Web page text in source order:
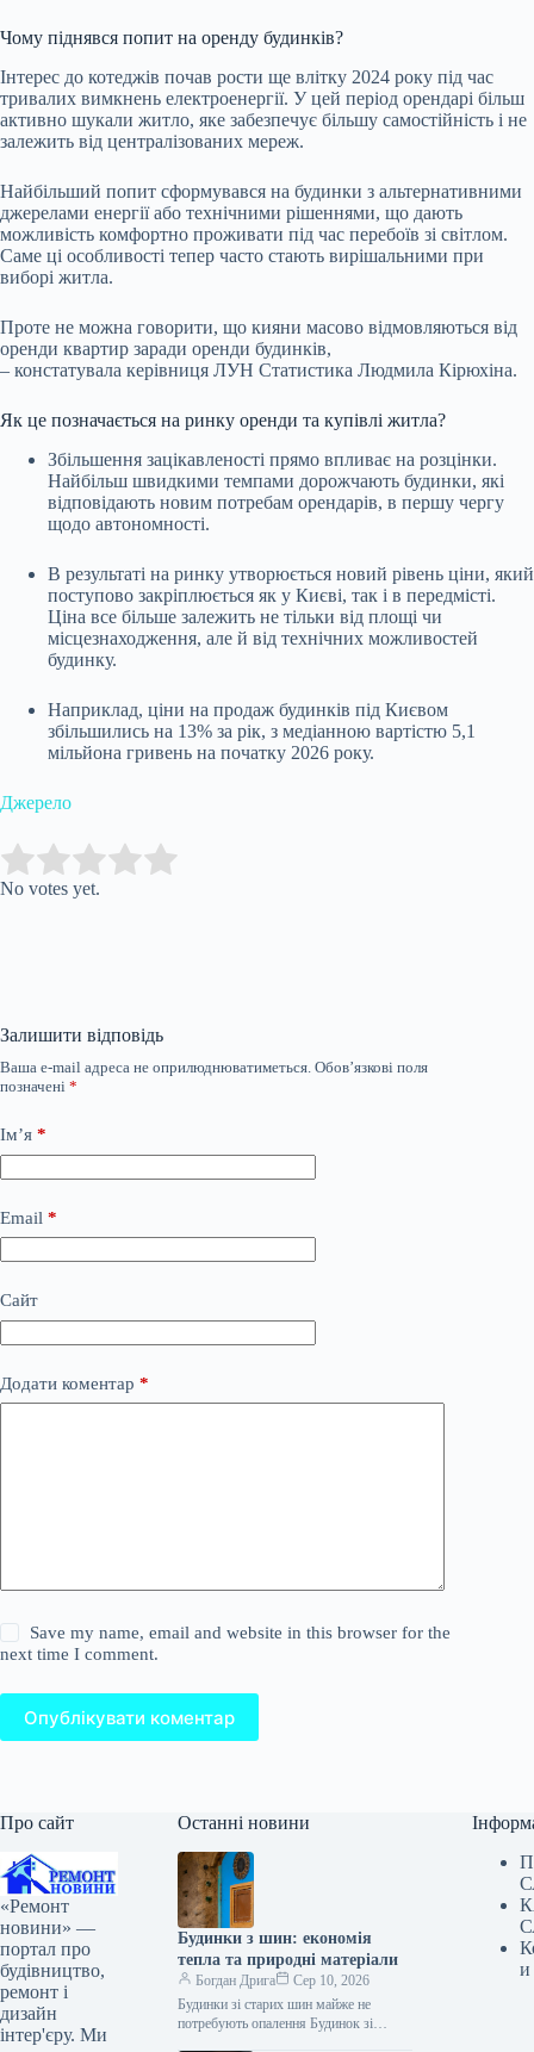
Чому піднявся попит на оренду будинків?
Інтерес до котеджів почав рости ще влітку 2024 року під час
тривалих вимкнень електроенергії. У цей період орендарі більш
активно шукали житло, яке забезпечує більшу самостійність і не
залежить від централізованих мереж.
Найбільший попит сформувався на будинки з альтернативними
джерелами енергії або технічними рішеннями, що дають
можливість комфортно проживати під час перебоїв зі світлом.
Саме ці особливості тепер часто стають вирішальними при
виборі житла.
Проте не можна говорити, що кияни масово відмовляються від
оренди квартир заради оренди будинків,
– констатувала керівниця ЛУН Статистика Людмила Кірюхіна.
Як це позначається на ринку оренди та купівлі житла?
Збільшення зацікавленості прямо впливає на розцінки.
Найбільш швидкими темпами дорожчають будинки, які
відповідають новим потребам орендарів, в першу чергу
щодо автономності.
В результаті на ринку утворюється новий рівень ціни, який
поступово закріплюється як у Києві, так і в передмісті.
Ціна все більше залежить не тільки від площі чи
місцезнаходження, але й від технічних можливостей
будинку.
Наприклад, ціни на продаж будинків під Києвом
збільшились на 13% за рік, з медіанною вартістю 5,1
мільйона гривень на початку 2026 року.
Джерело
Rate this item:
No votes yet.
Залишити відповідь
Ваша e-mail адреса не оприлюднюватиметься. Обов’язкові поля
позначені *
Ім’я *
Email *
Сайт
Додати коментар *
Save my name, email and website in this browser for the
next time I comment.
Опублікувати коментар
Про сайт
«Ремонт
новини» —
портал про
будівництво,
ремонт і
дизайн
інтер'єру. Ми
Останні новини
Будинки з шин: економія
тепла та природні матеріали
Богдан Дрига
Сер 10, 2026
Будинки зі старих шин майже не
потребують опалення Будинок зі
и